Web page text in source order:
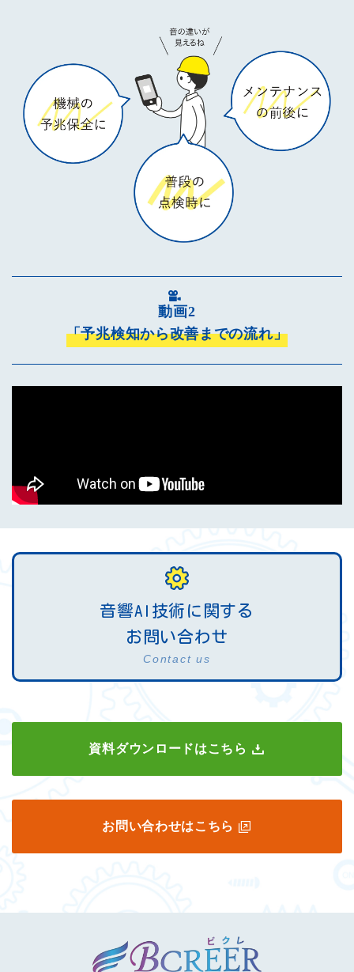
動画2
「予兆検知から改善までの流れ」
音響AI技術に関する
お問い合わせ
Contact us
資料ダウンロードはこちら
お問い合わせはこちら